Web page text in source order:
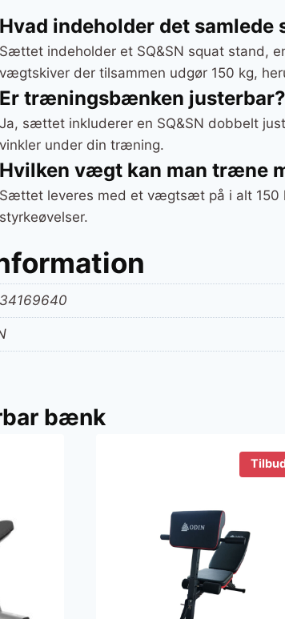
Hvad indeholder det
Sættet indeholder et SQ&SN squat stand,
vægtskiver der tilsammen udgør 150 kg,
Er træningsbænken justerbar?
Ja, sættet inkluderer en SQ&SN dobbelt
vinkler under din træning.
Hvilken vægt kan man træne
Sættet leveres med et vægtsæt på i alt 150
styrkeøvelser.
bænk